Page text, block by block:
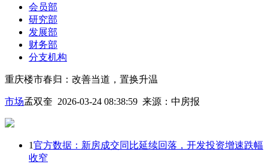
会员部
研究部
发展部
财务部
分支机构
重庆楼市春归：改善当道，置换升温
市场孟双奎 2026-03-24 08:38:59 来源： 中房报
1官方数据：新房成交同比延续回落，开发投资增速跌幅
收窄